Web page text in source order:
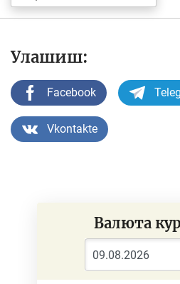
Улашиш:
Facebook
Vkontakte
Валюта